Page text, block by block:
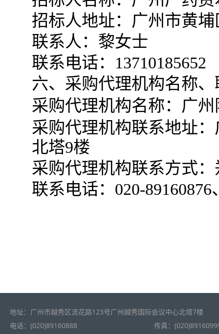
招标人地址：‌广州市黄
联系人：黎女士
联系电话：13710185652
六、采购代理机构名称
采购代理机构名称：广
采购代理机构联系地址
北塔9楼
采购代理机构联系方式
联系电话：020-89160876
地址：广州市越秀区流花路123号广州越秀国际会议中心北塔7楼
电话：(020)89160888
传真：